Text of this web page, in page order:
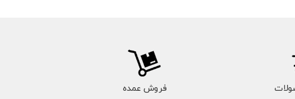
فروش عمده